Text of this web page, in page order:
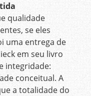
qualidade
se eles
uma entrega de
em seu livro
integridade:
conceitual. A
a totalidade do